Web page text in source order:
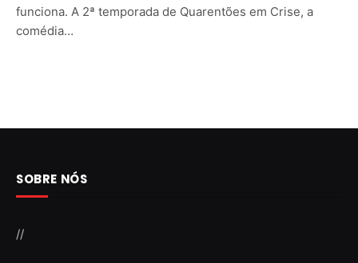
funciona. A 2ª temporada de Quarentões em Crise, a
comédia…
SOBRE NÓS
//